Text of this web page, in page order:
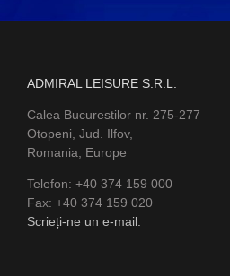
ADMIRAL LEISURE S.R.L.
Calea Bucurestilor nr. 275-277
Otopeni, Jud. Ilfov,
Romania, Europe
Telefon: +40 374 159 000
Fax: +40 374 159 020
Scrieți-ne un e-mail.